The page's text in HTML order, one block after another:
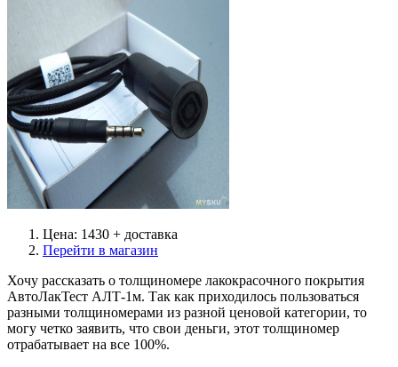
Цена: 1430 + доставка
Перейти в магазин
Хочу рассказать о толщиномере лакокрасочного покрытия
АвтоЛакТест АЛТ-1м. Так как приходилось пользоваться
разными толщиномерами из разной ценовой категории, то
могу четко заявить, что свои деньги, этот толщиномер
отрабатывает на все 100%.